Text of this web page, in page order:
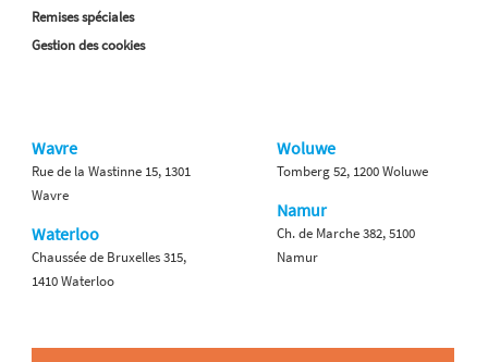
Remises spéciales
Gestion des cookies
Wavre
Rue de la Wastinne 15, 1301
Wavre
Waterloo
Chaussée de Bruxelles 315,
1410 Waterloo
Woluwe
Tomberg 52, 1200 Woluwe
Namur
Ch. de Marche 382, 5100
Namur